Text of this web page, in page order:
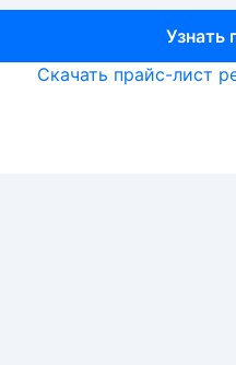
Узнать
Узнать
Скачать прайс-лист